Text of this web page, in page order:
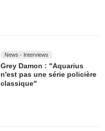
News - Interviews
Grey Damon : "Aquarius
n'est pas une série policière
classique"